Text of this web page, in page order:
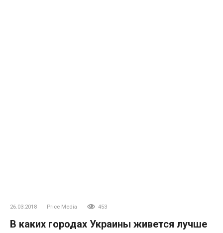
26.03.2018 Price Media 453
В каких городах Украины живется лучше